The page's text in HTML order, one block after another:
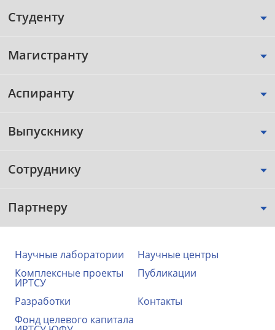
Студенту
Магистранту
Аспиранту
Выпускнику
Сотруднику
Партнеру
Научные лаборатории
Научные центры
Комплексные проекты
ИРТСУ
Публикации
Разработки
Контакты
Фонд целевого капитала